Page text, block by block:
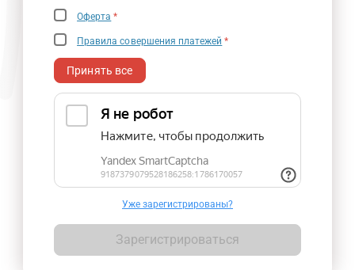
Оферта *
Правила совершения платежей *
Принять все
Уже зарегистрированы?
Зарегистрироваться